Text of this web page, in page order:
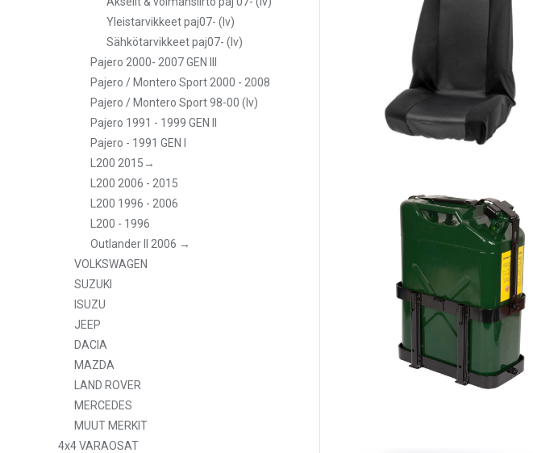
Yleistarvikkeet paj07- (lv)
Sähkötarvikkeet paj07- (lv)
Pajero 2000- 2007 GEN III
Pajero / Montero Sport 2000 - 2008
Pajero / Montero Sport 98-00 (lv)
Pajero 1991 - 1999 GEN II
Pajero - 1991 GEN I
L200 2015→
L200 2006 - 2015
L200 1996 - 2006
L200 - 1996
Outlander II 2006 →
VOLKSWAGEN
SUZUKI
ISUZU
JEEP
DACIA
MAZDA
LAND ROVER
MERCEDES
MUUT MERKIT
4x4 VARAOSAT